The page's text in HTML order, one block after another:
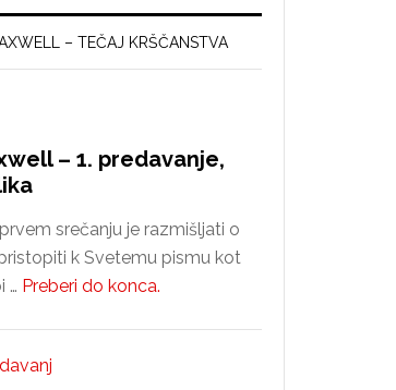
– TEČAJ KRŠČANSTVA
– 1. predavanje,
srečanju je razmišljati o
k Svetemu pismu kot
… Preberi do konca.